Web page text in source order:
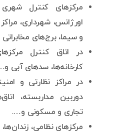
مرکزهای کنترل شهری
اورژانس، شهرداری،
و سیما، برج‌های
در اتاق کنترل
کارخانه‌ها، سدهای آبی
در مراکز نظارتی و
دوربین مداربسته،
تجاری و مسکونی و….
مرکزهای نظامی،